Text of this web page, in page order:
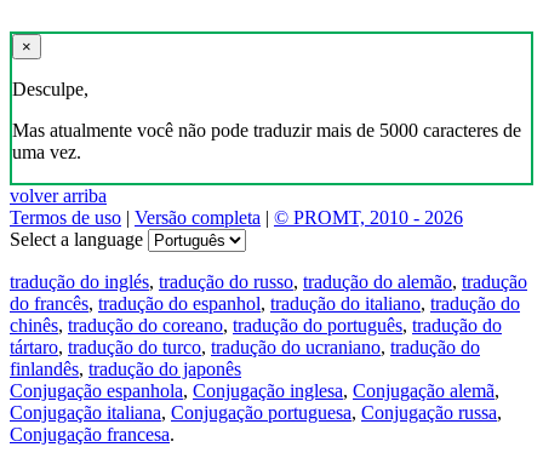
×
Desculpe,
Mas atualmente você não pode traduzir mais de 5000 caracteres de
uma vez.
volver arriba
Termos de uso | Versão completa | © PROMT, 2010 - 2026
Select a language
tradução do inglés, tradução do russo, tradução do alemão, tradução
do francês, tradução do espanhol, tradução do italiano, tradução do
chinês, tradução do coreano, tradução do português, tradução do
tártaro, tradução do turco, tradução do ucraniano, tradução do
finlandês, tradução do japonês
Conjugação espanhola, Conjugação inglesa, Conjugação alemã,
Conjugação italiana, Conjugação portuguesa, Conjugação russa,
Conjugação francesa.